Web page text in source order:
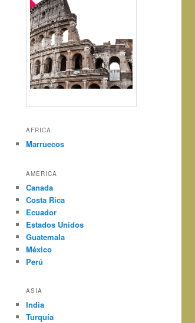
AFRICA
Marruecos
AMERICA
Canada
Costa Rica
Ecuador
Estados Unidos
Guatemala
México
Perú
ASIA
India
Turquía